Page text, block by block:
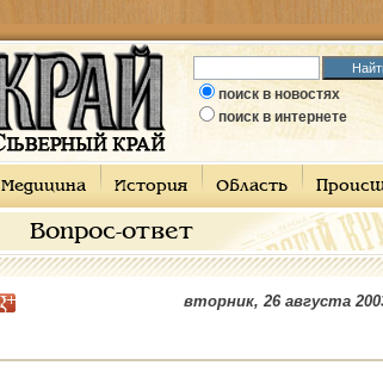
поиск в новостях
поиск в интернете
Медицина История Область
Вопрос-ответ
вторник, 26 августа